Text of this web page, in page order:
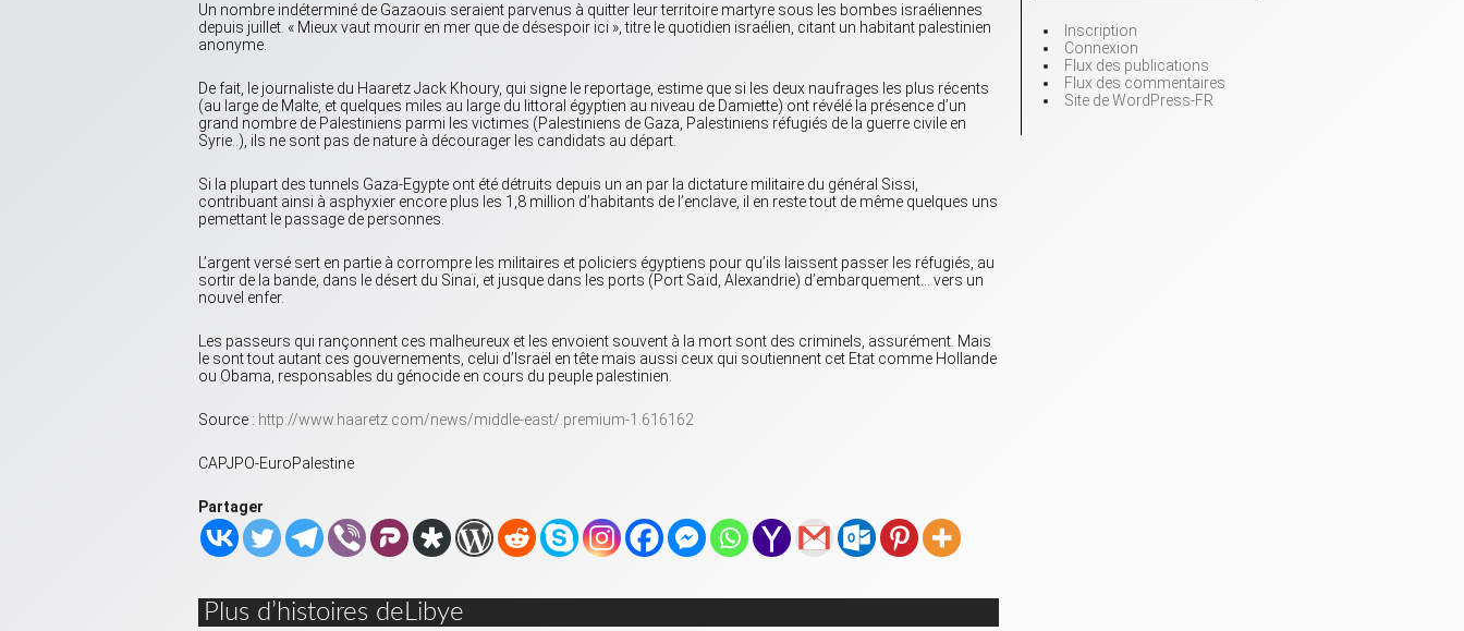
Inscription
Connexion
Flux des publications
Flux des commentaires
Site de WordPress-FR
Un nombre indéterminé de Gazaouis seraient parvenus à quitter leur territoire martyre sous les bombes israéliennes
depuis juillet. « Mieux vaut mourir en mer que de désespoir ici », titre le quotidien israélien, citant un habitant palestinien
anonyme.
De fait, le journaliste du Haaretz Jack Khoury, qui signe le reportage, estime que si les deux naufrages les plus récents
(au large de Malte, et quelques miles au large du littoral égyptien au niveau de Damiette) ont révélé la présence d’un
grand nombre de Palestiniens parmi les victimes (Palestiniens de Gaza, Palestiniens réfugiés de la guerre civile en
Syrie..), ils ne sont pas de nature à décourager les candidats au départ.
Si la plupart des tunnels Gaza-Egypte ont été détruits depuis un an par la dictature militaire du général Sissi,
contribuant ainsi à asphyxier encore plus les 1,8 million d’habitants de l’enclave, il en reste tout de même quelques uns
pemettant le passage de personnes.
L’argent versé sert en partie à corrompre les militaires et policiers égyptiens pour qu’ils laissent passer les réfugiés, au
sortir de la bande, dans le désert du Sinaï, et jusque dans les ports (Port Saïd, Alexandrie) d’embarquement… vers un
nouvel enfer.
Les passeurs qui rançonnent ces malheureux et les envoient souvent à la mort sont des criminels, assurément. Mais
le sont tout autant ces gouvernements, celui d’Israël en tête mais aussi ceux qui soutiennent cet Etat comme Hollande
ou Obama, responsables du génocide en cours du peuple palestinien.
Source : http://www.haaretz.com/news/middle-east/.premium-1.616162
CAPJPO-EuroPalestine
Partager
Plus d’histoires deLibye